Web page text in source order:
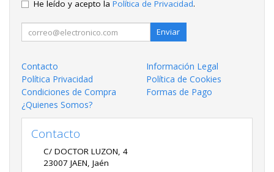
He leído y acepto la Política de Privacidad.
Enviar
Contacto
Información Legal
Política Privacidad
Política de Cookies
Condiciones de Compra
Formas de Pago
¿Quienes Somos?
Contacto
C/ DOCTOR LUZON, 4
23007 JAEN, Jaén